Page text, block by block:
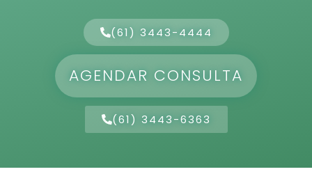
(61) 3443-4444
AGENDAR CONSULTA
(61) 3443-6363